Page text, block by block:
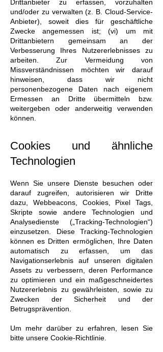
Drittanbieter zu erfassen, vorzuhalten
und/oder zu verwalten (z. B. Cloud-Service-
Anbieter), soweit dies für geschäftliche
Zwecke angemessen ist; (vi) um mit
Drittanbietern gemeinsam an der
Verbesserung Ihres Nutzererlebnisses zu
arbeiten. Zur Vermeidung von
Missverständnissen möchten wir darauf
hinweisen, dass wir nicht
personenbezogene Daten nach eigenem
Ermessen an Dritte übermitteln bzw.
weitergeben oder anderweitig verwenden
können.
Cookies und ähnliche
Technologien
Wenn Sie unsere Dienste besuchen oder
darauf zugreifen, autorisieren wir Dritte
dazu, Webbeacons, Cookies, Pixel Tags,
Skripte sowie andere Technologien und
Analysedienste („Tracking-Technologien“)
einzusetzen. Diese Tracking-Technologien
können es Dritten ermöglichen, Ihre Daten
automatisch zu erfassen, um das
Navigationserlebnis auf unseren digitalen
Assets zu verbessern, deren Performance
zu optimieren und ein maßgeschneidertes
Nutzererlebnis zu gewährleisten, sowie zu
Zwecken der Sicherheit und der
Betrugsprävention.
Um mehr darüber zu erfahren, lesen Sie
bitte unsere Cookie-Richtlinie.